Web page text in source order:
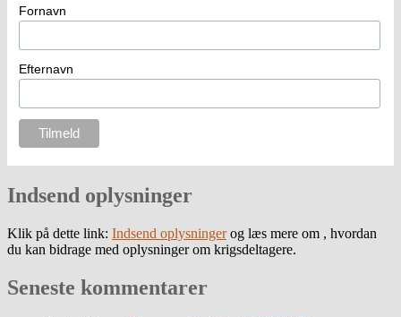
Fornavn
Efternavn
Indsend oplysninger
Klik på dette link: Indsend oplysningerog læs mere om , hvordan
du kan bidrage med oplysninger om krigsdeltagere.
Seneste kommentarer